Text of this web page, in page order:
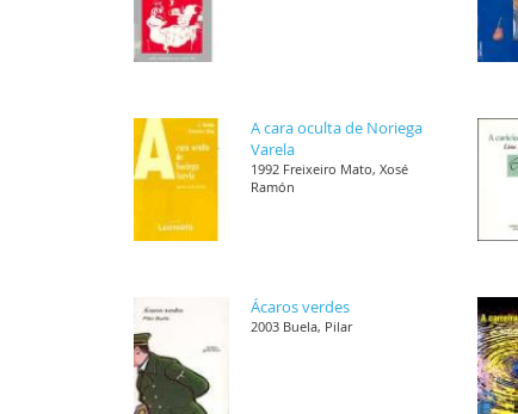
A cara oculta de Noriega
Varela
1992 Freixeiro Mato, Xosé
Ramón
Ácaros verdes
2003 Buela, Pilar